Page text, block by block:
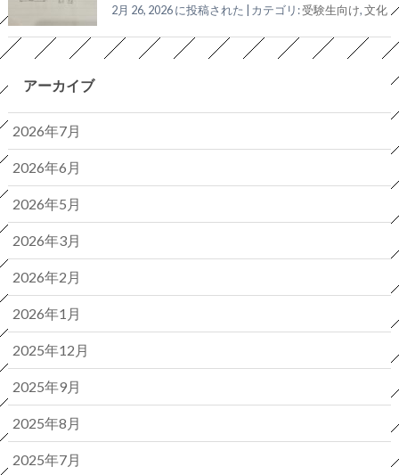
2月 26, 2026 に投稿された | カテゴリ:受験生向け,文化
アーカイブ
2026年7月
2026年6月
2026年5月
2026年3月
2026年2月
2026年1月
2025年12月
2025年9月
2025年8月
2025年7月